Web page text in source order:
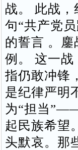
战。 此战
句“共产党
的誓言 。
例。 这一
指仍敢冲锋
是纪律严明
为“担当
起民族希望
头默哀。那